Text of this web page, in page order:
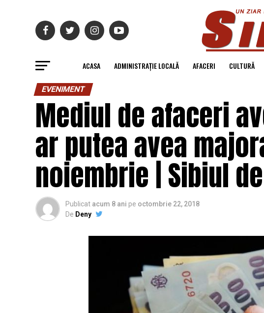
ACASA ADMINISTRAȚIE LOCALĂ AFACERI CULTURĂ
EVENIMENT
Mediul de afaceri
ar putea avea
noiembrie | Sibiul de
Publicat acum 8 ani pe octombrie 22, 2018
De Deny